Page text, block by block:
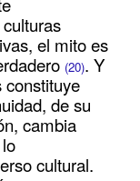
el mito es
(20). Y
constituye
de su
cambia
cultural.